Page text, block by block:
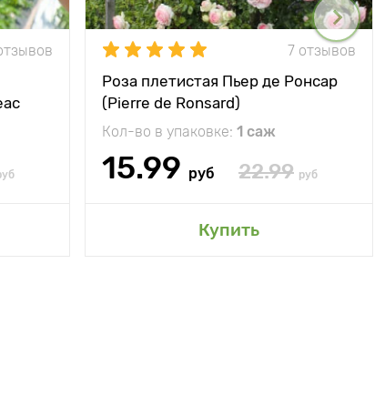
7 отзывов
Роза плетистая Пьер де Ронсар
(Pierre de Ronsard)
Кол-во в упаковке: 1 саж
15.99 руб 22.99 руб
Купить